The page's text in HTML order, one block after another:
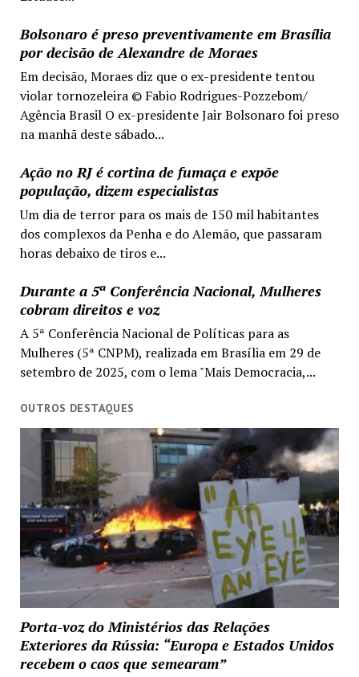
Bolsonaro é preso preventivamente em Brasília
por decisão de Alexandre de Moraes
Em decisão, Moraes diz que o ex-presidente tentou
violar tornozeleira © Fabio Rodrigues-Pozzebom/
Agência Brasil O ex-presidente Jair Bolsonaro foi preso
na manhã deste sábado...
Ação no RJ é cortina de fumaça e expõe
população, dizem especialistas
Um dia de terror para os mais de 150 mil habitantes
dos complexos da Penha e do Alemão, que passaram
horas debaixo de tiros e...
Durante a 5ª Conferência Nacional, Mulheres
cobram direitos e voz
A 5ª Conferência Nacional de Políticas para as
Mulheres (5ª CNPM), realizada em Brasília em 29 de
setembro de 2025, com o lema "Mais Democracia,...
OUTROS DESTAQUES
Porta-voz do Ministérios das Relações
Exteriores da Rússia: “Europa e Estados Unidos
recebem o caos que semearam”